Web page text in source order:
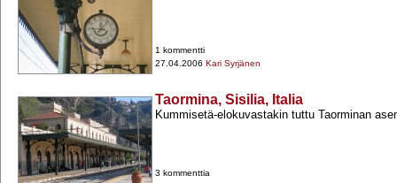
1 kommentti
27.04.2006 Kari Syrjänen
Taormina, Sisilia, Italia
Kummisetä-​elokuvastakin tuttu Taorminan
3 kommenttia